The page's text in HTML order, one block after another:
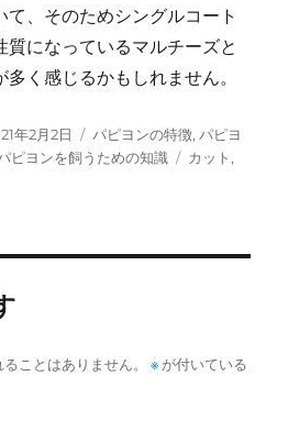
、そのためシングルコート
質になっているマルチーズと
く感じるかもしれません。
年2月2日
カ
テ
パピヨンの特徴, パピヨ
ピヨンを飼うための知識
タ
カット ,
ことはありません。 ※ が付いている